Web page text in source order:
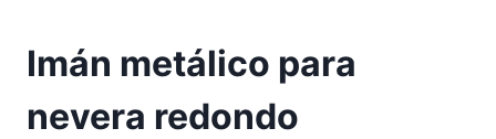
Imán metálico para
nevera redondo